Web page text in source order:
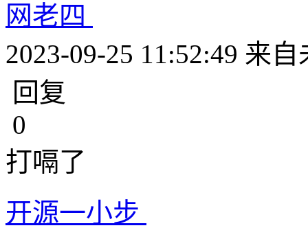
网老四
2023-09-25 11:52:49 来自
回复
0
打嗝了
开源一小步